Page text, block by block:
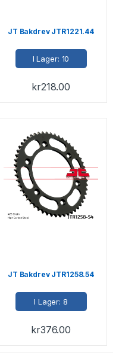
JT Bakdrev JTR1221.44
I Lager: 10
kr218.00
JT Bakdrev JTR1258.54
I Lager: 8
kr376.00